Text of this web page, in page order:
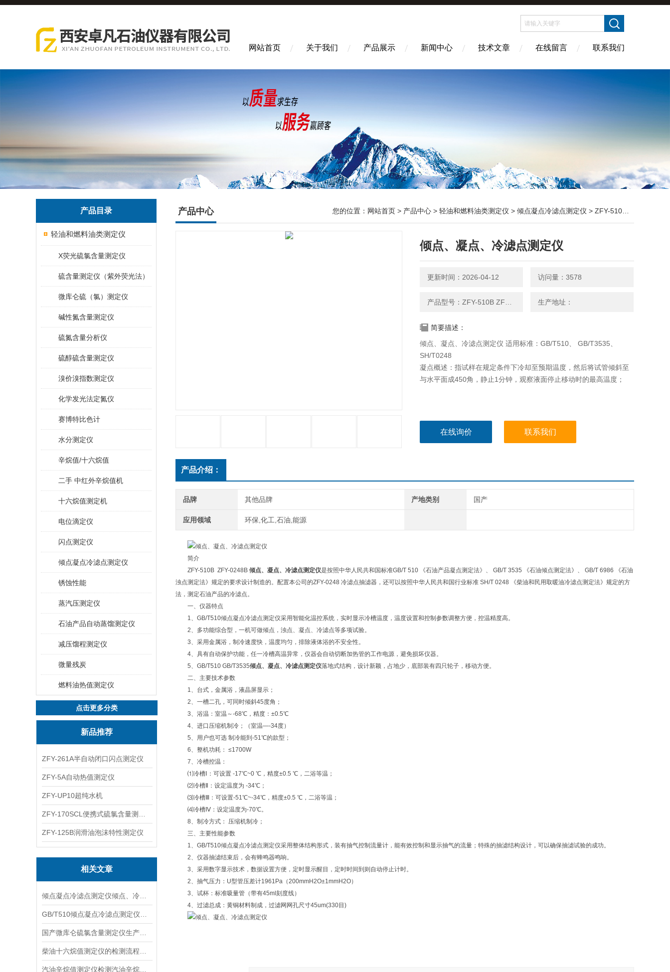
网站首页 关于我们 产品展示 新闻中心 技术文章 在线留言 联系我们
产品目录
轻油和燃料油类测定仪
X荧光硫氯含量测定仪
硫含量测定仪（紫外荧光法）
微库仑硫（氯）测定仪
碱性氮含量测定仪
硫氮含量分析仪
硫醇硫含量测定仪
溴价溴指数测定仪
化学发光法定氮仪
赛博特比色计
水分测定仪
辛烷值/十六烷值
二手 中红外辛烷值机
十六烷值测定机
电位滴定仪
闪点测定仪
倾点凝点冷滤点测定仪
锈蚀性能
蒸汽压测定仪
石油产品自动蒸馏测定仪
减压馏程测定仪
微量残炭
燃料油热值测定仪
点击更多分类
新品推荐
ZFY-261A半自动闭口闪点测定仪
ZFY-5A自动热值测定仪
ZFY-UP10超纯水机
ZFY-125B润滑油泡沫特性测定仪
相关文章
产品中心 您的位置： 网站首页 > 产品中心 > 轻油和燃料油类测定仪 > 倾点凝点冷滤点测定仪 > ZFY-510B ZFY-0248B倾点、凝点、冷滤点测定仪
倾点、凝点、冷滤点测定仪
更新时间：2026-04-12 访问量：3578
生产地址：
简要描述：
倾点、凝点、冷滤点测定仪 适用标准：GB/T510、 GB/T3535、
SH/T0248
凝点概述：指试样在规定条件下冷却至预期温度，然后将试管倾斜至
与水平面成450角，静止1分钟，观察液面停止移动时的最高温度；
在线询价 联系我们
产品介绍：
品牌 其他品牌 产地类别 国产
应用领域 环保,化工,石油,能源
简介
ZFY-510B ZFY-0248B 倾点、凝点、冷滤点测定仪是按照中华人民共和国标准GB/T 510 《石油产品凝点测定法》、 GB/T 3535 《石油倾点测定法》、 GB/T 6986 《石油
浊点测定法》规定的要求设计制造的。配置本公司的ZFY-0248 冷滤点抽滤器，还可以按照中华人民共和国行业标准 SH/T 0248 《柴油和民用取暖油冷滤点测定法》规定的方
法，测定石油产品的冷滤点。
一、仪器特点
1、GB/T510倾点凝点冷滤点测定仪采用智能化温控系统，实时显示冷槽温度，温度设置和控制参数调整方便，控温精度高。
2、多功能综合型，一机可做倾点，浊点、凝点、冷滤点等多项试验。
3、采用金属浴，制冷速度快，温度均匀，排除液体浴的不安全性。
4、具有自动保护功能，任一冷槽高温异常，仪器会自动切断加热管的工作电源，避免损坏仪器。
5、GB/T510 GB/T3535倾点、凝点、冷滤点测定仪落地式结构，设计新颖，占地少，底部装有四只轮子，移动方便。
二、主要技术参数
1、台式，金属浴，液晶屏显示；
2、一槽二孔，可同时倾斜45度角；
3、浴温：室温～-68℃，精度：±0.5℃
4、进口压缩机制冷；（室温—-34度）
5、用户也可选 制冷能到-51℃的款型；
6、整机功耗： ≤1700W
7、冷槽控温：
⑴冷槽Ⅰ：可设置 -17℃~0 ℃，精度±0.5 ℃，二浴等温；
⑵冷槽Ⅱ：设定温度为 -34℃；
⑶冷槽Ⅲ：可设置-51℃~-34℃，精度±0.5 ℃，二浴等温；
⑷冷槽Ⅳ：设定温度为-70℃。
8、制冷方式： 压缩机制冷；
三、主要性能参数
1、GB/T510倾点凝点冷滤点测定仪采用整体结构形式，装有抽气控制流量计，能有效控制和显示抽气的流量；特殊的抽滤结构设计，可以确保抽滤试验的成功。
2、仪器抽滤结束后，会有蜂鸣器鸣响。
3、采用数字显示技术，数据设置方便，定时显示醒目，定时时间到则自动停止计时。
2、抽气压力：U型管压差计1961Pa（200mmH2O±1mmH2O）
3、试杯：标准吸量管（带有45ml刻度线）
4、过滤总成：黄铜材料制成，过滤网网孔尺寸45um(330目)